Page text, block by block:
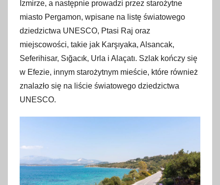
Izmirze, a następnie prowadzi przez starożytne
miasto Pergamon, wpisane na listę światowego
dziedzictwa UNESCO, Ptasi Raj oraz
miejscowości, takie jak Karşıyaka, Alsancak,
Seferihisar, Sığacık, Urla i Alaçatı. Szlak kończy się
w Efezie, innym starożytnym mieście, które również
znalazło się na liście światowego dziedzictwa
UNESCO.